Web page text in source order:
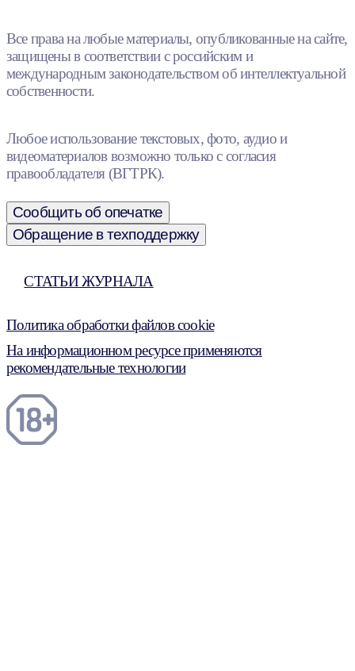
Все права на любые материалы, опубликованные на сайте,
защищены в соответствии с российским и
международным законодательством об интеллектуальной
собственности.
Любое использование текстовых, фото, аудио и
видеоматериалов возможно только с согласия
правообладателя (ВГТРК).
Сообщить об опечатке
Обращение в техподдержку
СТАТЬИ ЖУРНАЛА
Политика обработки файлов cookie
На информационном ресурсе применяются
рекомендательные технологии